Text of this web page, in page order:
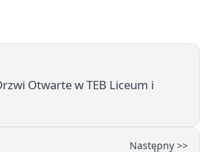
Otwarte w TEB Liceum i
Następny >>